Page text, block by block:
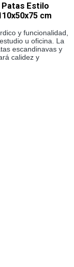
Patas Estilo
cm
y funcionalidad,
u oficina. La
escandinavas y
calidez y